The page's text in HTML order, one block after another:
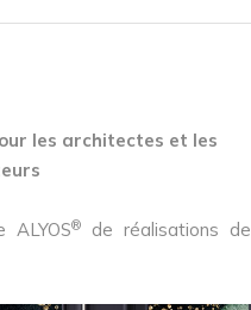
les architectes et les
ALYOS®
de réalisations de